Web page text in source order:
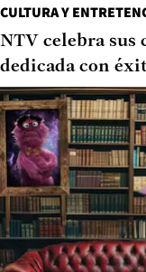
CULTURA Y
NTV celebra sus
dedicada con